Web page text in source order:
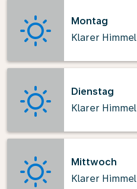
Montag
Klarer Himmel
Dienstag
Klarer Himmel
Mittwoch
Klarer Himmel